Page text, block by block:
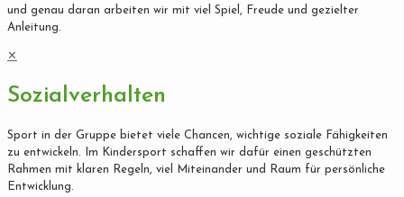
und genau daran arbeiten wir mit viel Spiel, Freude und gezielter
Anleitung.
✕
Sozialverhalten
Sport in der Gruppe bietet viele Chancen, wichtige soziale Fähigkeiten
zu entwickeln. Im Kindersport schaffen wir dafür einen geschützten
Rahmen mit klaren Regeln, viel Miteinander und Raum für persönliche
Entwicklung.